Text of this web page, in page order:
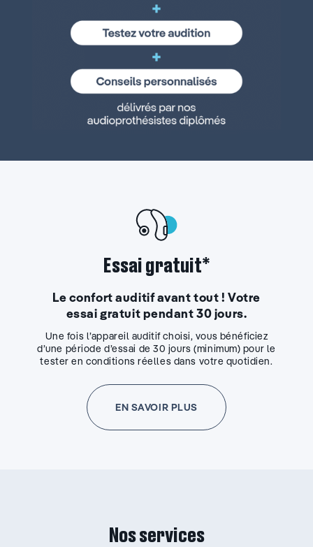
Essai gratuit*
Le confort auditif avant tout ! Votre
essai gratuit pendant 30 jours.
Une fois l’appareil auditif choisi, vous bénéficiez
d’une période d’essai de 30 jours (minimum) pour le
tester en conditions réelles dans votre quotidien.
EN SAVOIR PLUS
Nos services